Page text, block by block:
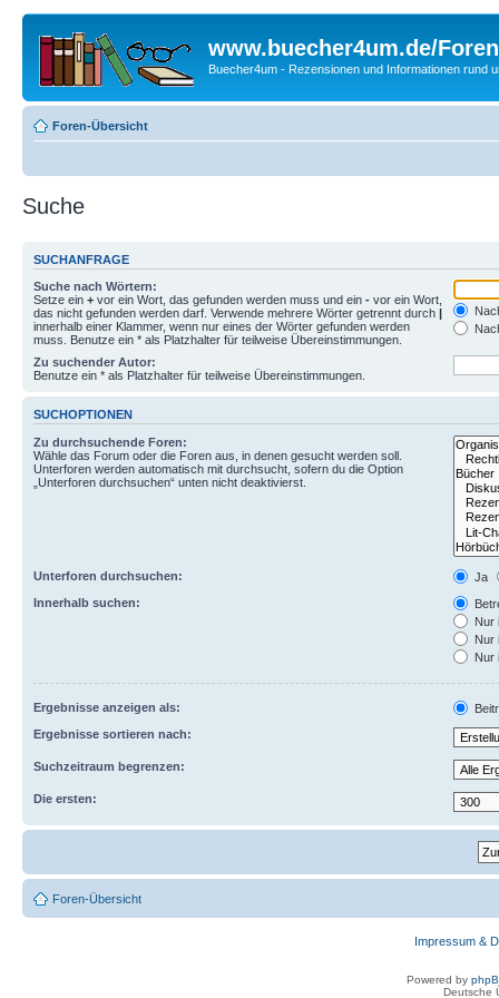
www.buecher4um.de/Foren
Buecher4um - Rezensionen und Informationen rund
Foren-Übersicht
Suche
SUCHANFRAGE
Suche nach Wörtern:
Setze ein + vor ein Wort, das gefunden werden muss und ein - vor ein Wort,
das nicht gefunden werden darf. Verwende mehrere Wörter getrennt durch |
innerhalb einer Klammer, wenn nur eines der Wörter gefunden werden
muss. Benutze ein * als Platzhalter für teilweise Übereinstimmungen.
Zu suchender Autor:
Benutze ein * als Platzhalter für teilweise Übereinstimmungen.
SUCHOPTIONEN
Zu durchsuchende Foren:
Wähle das Forum oder die Foren aus, in denen gesucht werden soll.
Unterforen werden automatisch mit durchsucht, sofern du die Option
„Unterforen durchsuchen“ unten nicht deaktivierst.
Unterforen durchsuchen:
Ja
Innerhalb suchen:
Nur
Nur
Nur
Ergebnisse anzeigen als:
Ergebnisse sortieren nach:
Suchzeitraum begrenzen:
Die ersten:
Foren-Übersicht
Impressum &
Powered by
Deutsche